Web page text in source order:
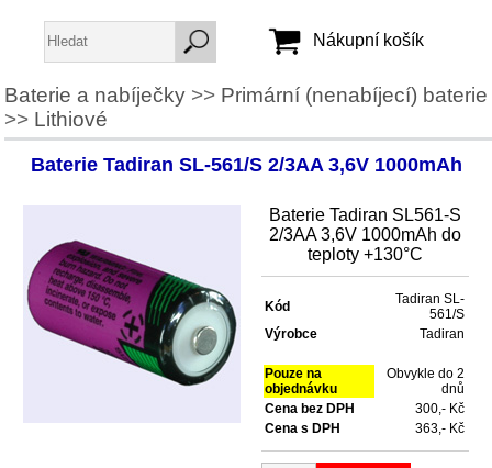
Heslo:
Vytvořit účet
Zapomenuté heslo
Nákupní košík
Baterie a nabíječky>> Primární (nenabíjecí) baterie
>> Lithiové
Baterie Tadiran SL-561/S 2/3AA 3,6V 1000mAh
Baterie Tadiran SL561-S
2/3AA 3,6V 1000mAh do
teploty +130°C
Kód
Tadiran SL-
561/S
Výrobce
Tadiran
Pouze na
objednávku
Obvykle do 2
dnů
Cena bez DPH
300,- Kč
Cena s DPH
363,- Kč